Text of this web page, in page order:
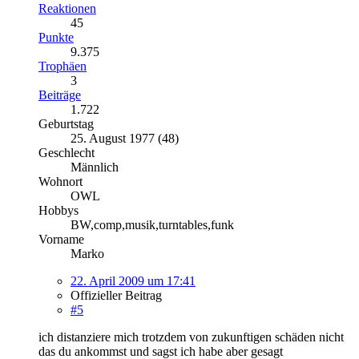
Reaktionen
45
Punkte
9.375
Trophäen
3
Beiträge
1.722
Geburtstag
25. August 1977 (48)
Geschlecht
Männlich
Wohnort
OWL
Hobbys
BW,comp,musik,turntables,funk
Vorname
Marko
22. April 2009 um 17:41
Offizieller Beitrag
#5
ich distanziere mich trotzdem von zukunftigen schäden nicht
das du ankommst und sagst ich habe aber gesagt